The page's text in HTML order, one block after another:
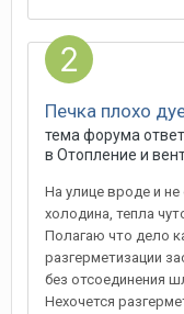
Печка плохо
тема форума
в Отопление и
На улице вроде и
холодина, тепла
Полагаю что дело
разгерметизации
без отсоединения
Нехочется